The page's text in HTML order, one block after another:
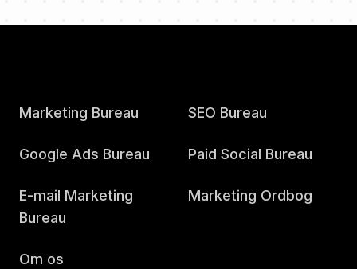
Marketing Bureau SEO Bureau
Google Ads Bureau Paid Social Bureau
E-mail Marketing
Bureau
Marketing Ordbog
Om os